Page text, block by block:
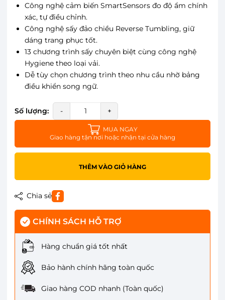
Công nghệ cảm biến SmartSensors đo độ ẩm chính
xác, tự điều chỉnh.
Công nghệ sấy đảo chiều Reverse Tumbling, giữ
dáng trang phục tốt.
13 chương trình sấy chuyên biệt cùng công nghệ
Hygiene theo loại vải.
Dễ tùy chọn chương trình theo nhu cầu nhờ bảng
điều khiển song ngữ.
Số lượng: - +
MUA NGAY
Giao hàng tận nơi hoặc nhận tại cửa hàng
THÊM VÀO GIỎ HÀNG
Chia sẻ
CHÍNH SÁCH HỖ TRỢ
Hàng chuẩn giá tốt nhất
Bảo hành chính hãng toàn quốc
Giao hàng COD nhanh (Toàn quốc)